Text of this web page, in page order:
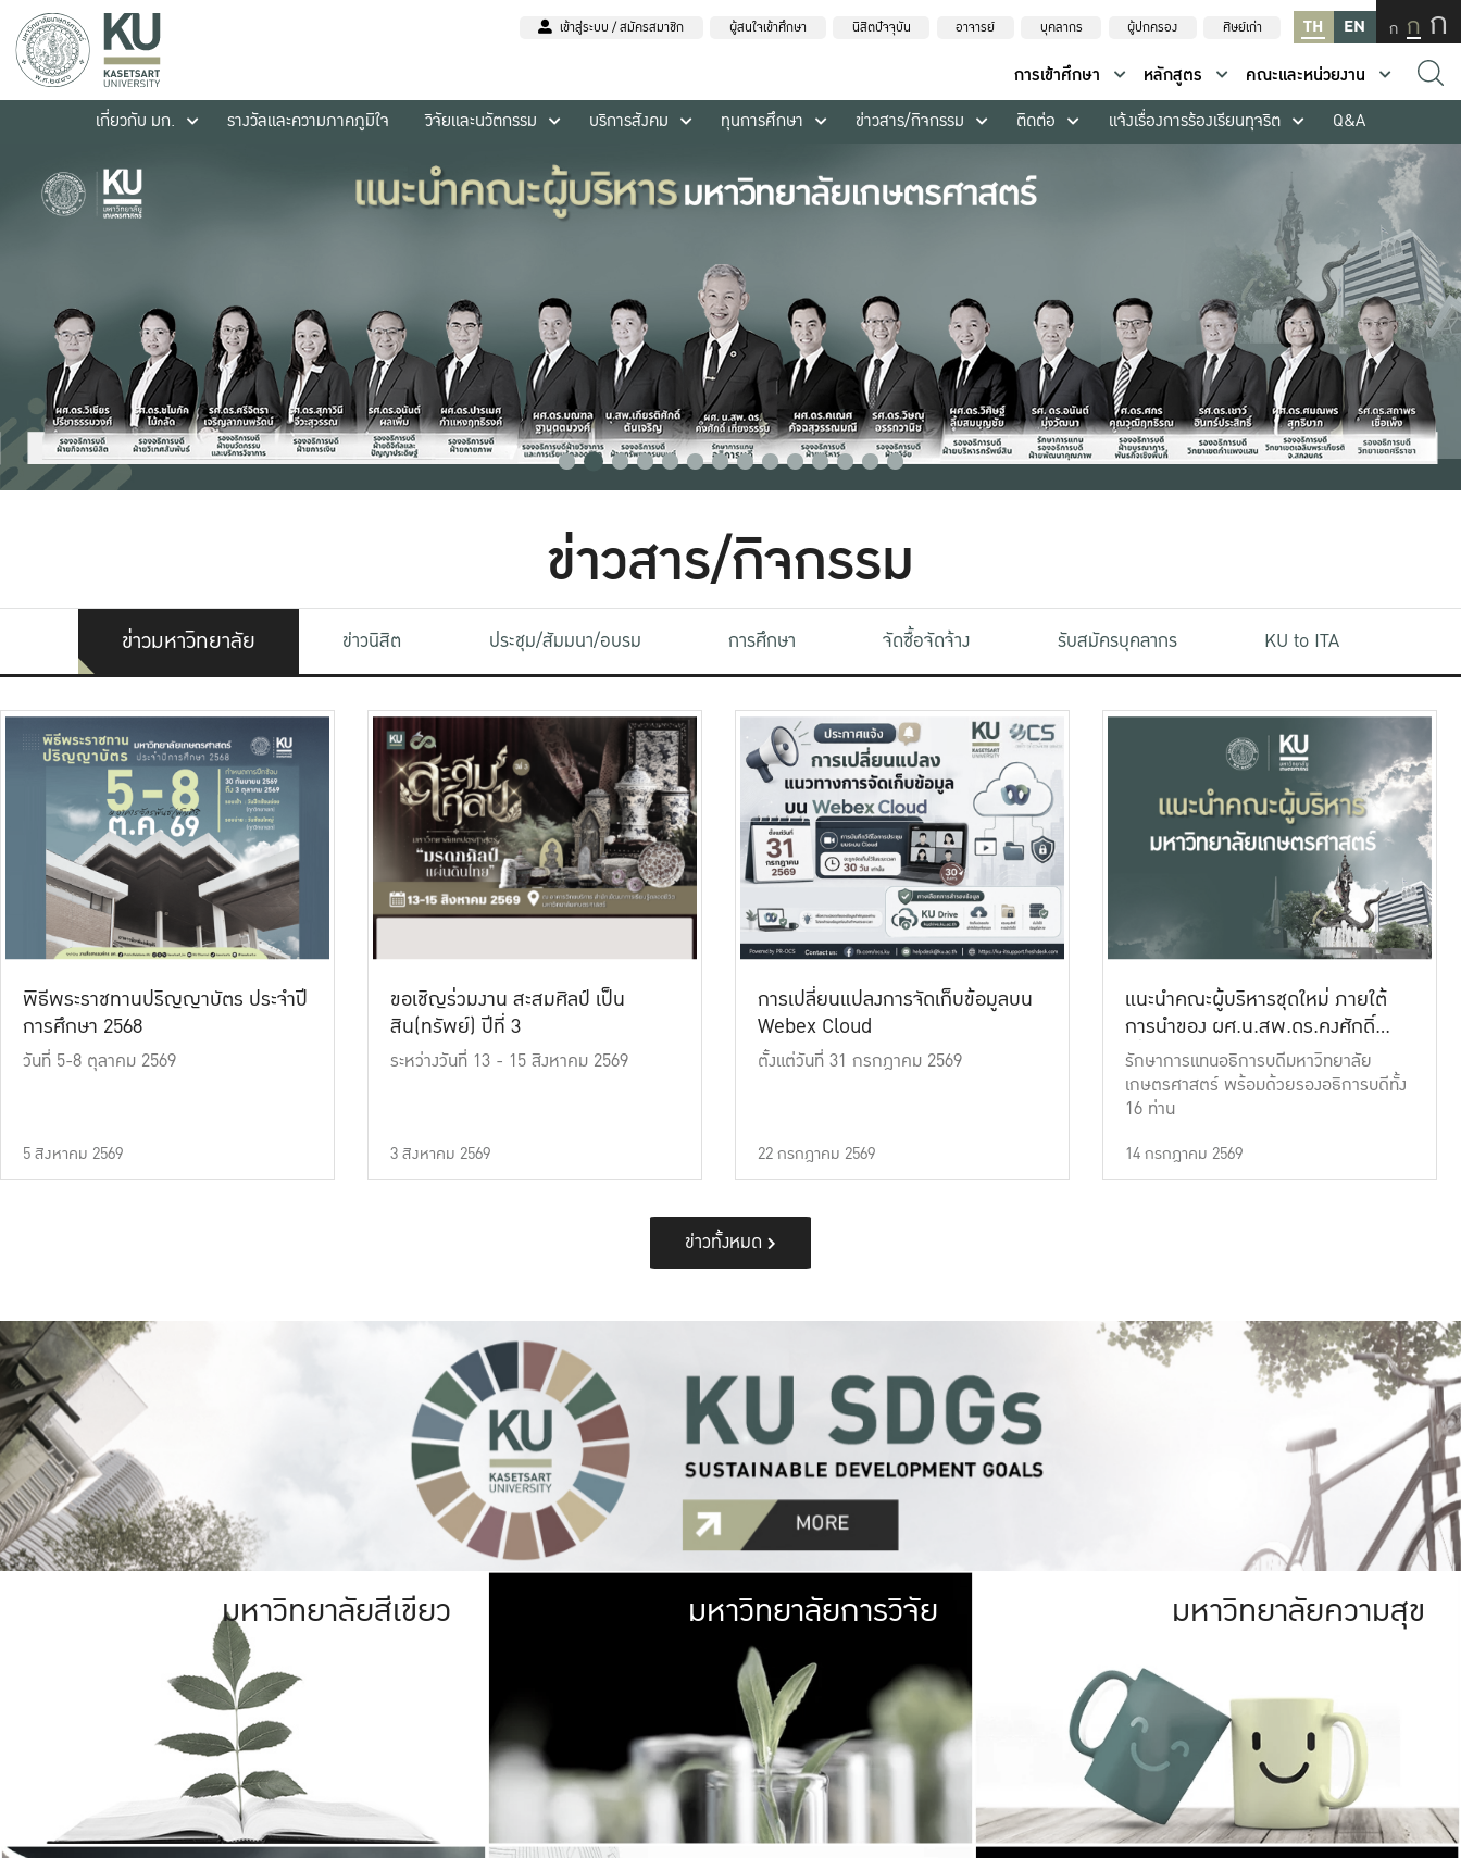
เข้าสู่ระบบ / สมัครสมาชิก ผู้สนใจเข้าศึกษา นิสิตปัจจุบัน อาจารย์ บุคลากร ผู้ปกครอง ศิษย์เก่า TH EN ก ก ก
การเข้าศึกษา หลักสูตร
คณะและหน่วยงาน
เกี่ยวกับ มก.
รางวัลและความภาคภูมิใจ วิจัยและนวัตกรรม บริการสังคม ทุนการศึกษา ข่าวสาร/กิจกรรม ติดต่อ แจ้งเรื่องการร้องเรียนทุจริต Q&A
ข่าวสาร/กิจกรรม
ข่าวมหาวิทยาลัย ข่าวนิสิต ประชุม/สัมมนา/อบรม การศึกษา จัดซื้อจัดจ้าง รับสมัครบุคลากร KU to ITA
พิธีพระราชทานปริญญาบัตร ประจำปี
การศึกษา 2568
วันที่ 5-8 ตุลาคม 2569
5 สิงหาคม 2569
ขอเชิญร่วมงาน สะสมศิลป์ เป็น
สิน(ทรัพย์) ปีที่ 3
ระหว่างวันที่ 13 - 15 สิงหาคม 2569
3 สิงหาคม 2569
การเปลี่ยนแปลงการจัดเก็บข้อมูลบน
Webex Cloud
ตั้งแต่วันที่ 31 กรกฎาคม 2569
22 กรกฎาคม 2569
แนะนำคณะผู้บริหารชุดใหม่ ภายใต้
การนำของ ผศ.น.สพ.ดร.คงศักดิ์
เที่ยงธรรม
รักษาการแทนอธิการบดีมหาวิทยาลัย
เกษตรศาสตร์ พร้อมด้วยรองอธิการบดีทั้ง
16 ท่าน
14 กรกฎาคม 2569
ข่าวทั้งหมด
มหาวิทยาลัยสีเขียว มหาวิทยาลัย
เกษตรศาสตร์ มีพื้นที่เขียวสดใส หนาแน่น
เป็นป่าในเมือง (URBAN FOREST)
เกษตรในเมือง (URBAN AGRICULTURE)
ที่นับรวมกันได้ประมาณ 1,400 ไร่
มหาวิทยาลัยการวิจัย มหาวิทยาลัย
ให้กับประชาชน
มหาวิทยาลัยความสุข